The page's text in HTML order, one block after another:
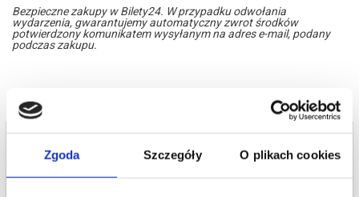
Zgoda Szczegóły O plikach cookies
Bezpieczne zakupy w Bilety24. W przypadku odwołania
wydarzenia, gwarantujemy automatyczny zwrot środków
potwierdzony komunikatem wysyłanym na adres e-mail, podany
podczas zakupu.
08.10.2026 , g. 19:00 (czwartek)
08.10.2026 , g. 19:00